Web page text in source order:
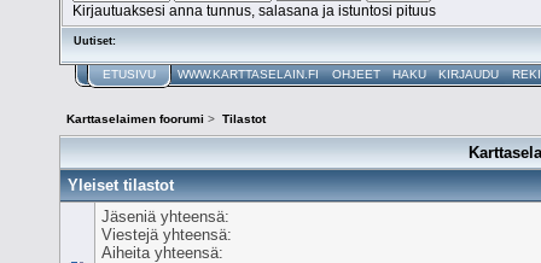
Kirjautuaksesi anna tunnus, salasana ja istuntosi pituus
Uutiset:
ETUSIVU WWW.KARTTASELAIN.FI OHJEET HAKU KIRJAUDU
Karttaselaimen foorumi > Tilastot
Yleiset tilastot
Jäseniä yhteensä:
Viestejä yhteensä:
Aiheita yhteensä: